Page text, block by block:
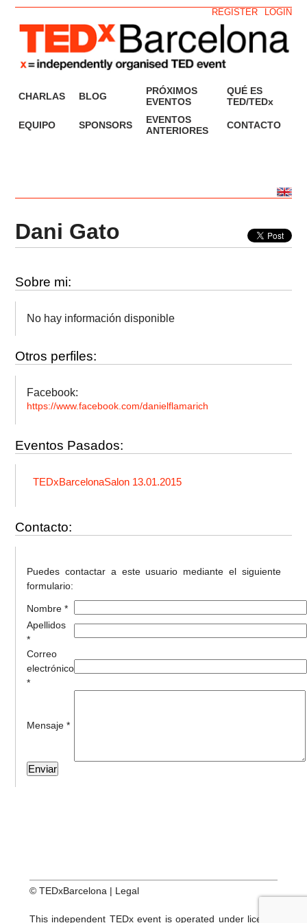
LOGIN
REGISTER
CHARLAS BLOG
PRÓXIMOS
EVENTOS
QUÉ ES
TED/TEDx
EQUIPO SPONSORS
EVENTOS
ANTERIORES
CONTACTO
Dani Gato
Sobre mi:
No hay información disponible
Otros perfiles:
Facebook:
https://www.facebook.com/danielflamarich
Eventos Pasados:
TEDxBarcelonaSalon 13.01.2015
Contacto:
Puedes contactar a este usuario mediante el siguiente
formulario:
Nombre *
Apellidos
*
Correo
electrónico
*
Mensaje *
© TEDxBarcelona | Legal
This independent TEDx event is operated under license